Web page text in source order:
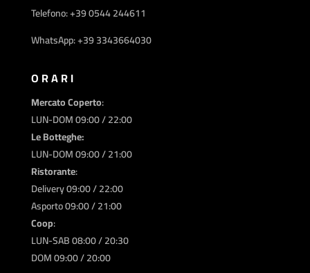
Telefono: +39 0544 244611
WhatsApp: +39 3343664030
ORARI
Mercato Coperto:
LUN-DOM 09:00 / 22:00
Le Botteghe:
LUN-DOM 09:00 / 21:00
Ristorante:
Delivery 09:00 / 22:00
Asporto 09:00 / 21:00
Coop:
LUN-SAB 08:00 / 20:30
DOM 09:00 / 20:00